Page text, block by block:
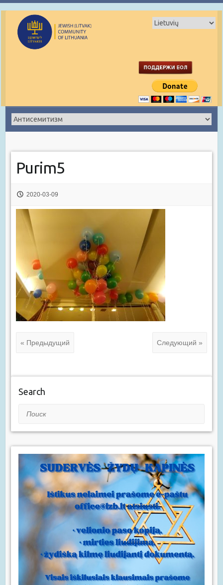
Purim5
2020-03-09
« Предыдущий Следующий »
Search
Поиск